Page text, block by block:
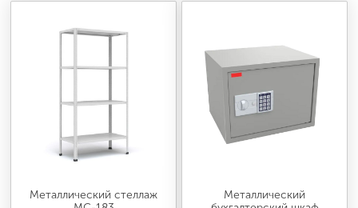
ОФИСНАЯ МЕБЕЛЬ
МЕБЕЛЬ ДЛЯ ДОМА
МЕБЕЛЬ ДЛЯ СТОЛОВЫХ
Металлический стеллаж
Металлический